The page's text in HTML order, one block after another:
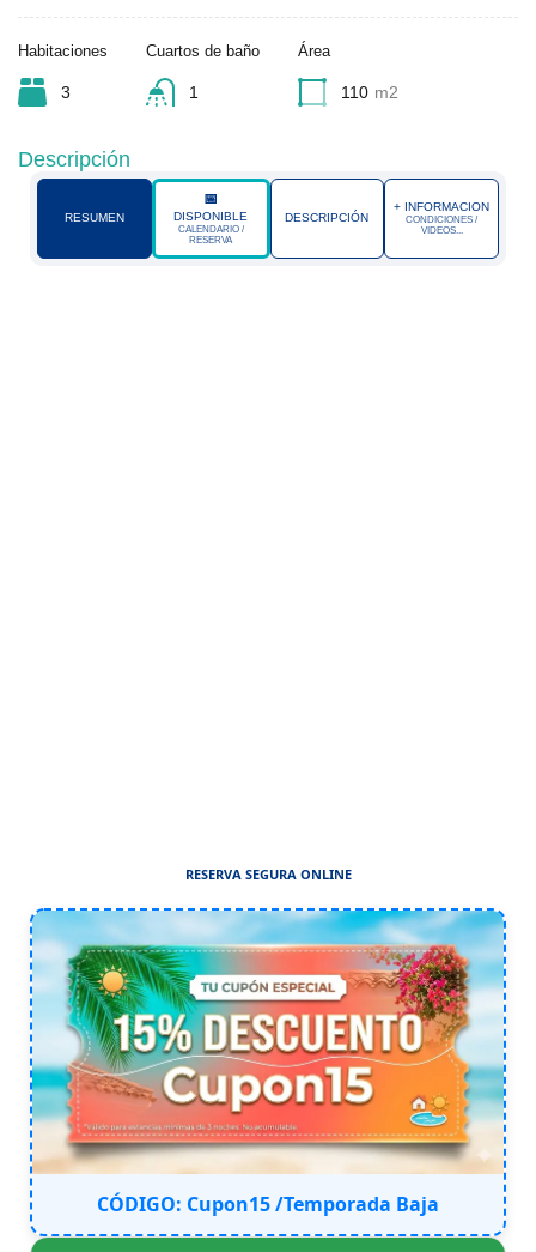
Habitaciones
3
Cuartos de baño
1
Área
110 m2
Descripción
RESUMEN DISPONIBLE
CALENDARIO /
RESERVA
DESCRIPCIÓN
+ INFORMACION
CONDICIONES /
VIDEOS...
RESERVA SEGURA ONLINE
CÓDIGO: Cupon15 /Temporada Baja